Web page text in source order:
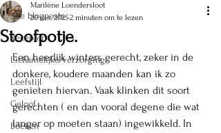
Alle blogposts
Recepten
Lichamelijke verzorging
Leefstijl
Geloof
Boeken
Stoofpotje.
Marilène Loendersloot
20 dec 20252 minuten om te lezen
Een heerlijk winters gerecht, zeker in de
donkere, koudere maanden kan ik zo
genieten hiervan. Vaak klinken dit soort
gerechten ( en dan vooral degene die wat
langer op moeten staan) ingewikkeld. In